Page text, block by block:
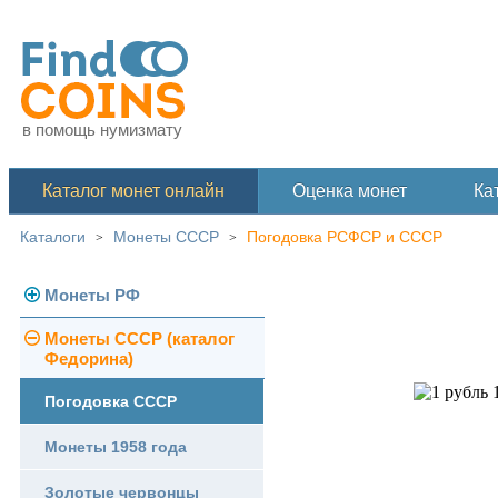
в помощь нумизмату
Каталог монет онлайн Оценка монет
Каталоги > Монеты СССР > Погодовка РСФСР и СССР
Монеты РФ
Современная Россия
Монеты СССР (каталог
Федорина)
Погодовка СССР
Монеты 1958 года
Золотые червонцы